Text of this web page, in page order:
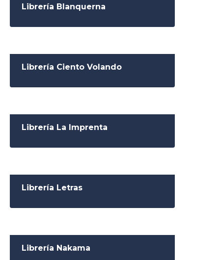
Librería Blanquerna
Librería Ciento Volando
Librería La Imprenta
Librería Letras
Librería Nakama